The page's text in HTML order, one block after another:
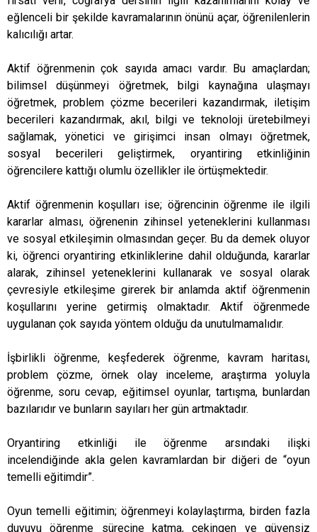
eğlenceli bir şekilde kavramalarının önünü açar, öğrenilenlerin
kalıcılığı artar.
Aktif öğrenmenin çok sayıda amacı vardır. Bu amaçlardan;
bilimsel düşünmeyi öğretmek, bilgi kaynağına ulaşmayı
öğretmek, problem çözme becerileri kazandırmak, iletişim
becerileri kazandırmak, akıl, bilgi ve teknoloji üretebilmeyi
sağlamak, yönetici ve girişimci insan olmayı öğretmek,
sosyal becerileri geliştirmek, oryantiring etkinliğinin
öğrencilere kattığı olumlu özellikler ile örtüşmektedir.
Aktif öğrenmenin koşulları ise; öğrencinin öğrenme ile ilgili
kararlar alması, öğrenenin zihinsel yeteneklerini kullanması
ve sosyal etkileşimin olmasından geçer. Bu da demek oluyor
ki, öğrenci oryantiring etkinliklerine dahil olduğunda, kararlar
alarak, zihinsel yeteneklerini kullanarak ve sosyal olarak
çevresiyle etkileşime girerek bir anlamda aktif öğrenmenin
koşullarını yerine getirmiş olmaktadır. Aktif öğrenmede
uygulanan çok sayıda yöntem olduğu da unutulmamalıdır.
İşbirlikli öğrenme, keşfederek öğrenme, kavram haritası,
problem çözme, örnek olay inceleme, araştırma yoluyla
öğrenme, soru cevap, eğitimsel oyunlar, tartışma, bunlardan
bazılarıdır ve bunların sayıları her gün artmaktadır.
Oryantiring etkinliği ile öğrenme arsındaki ilişki
incelendiğinde akla gelen kavramlardan bir diğeri de “oyun
temelli eğitimdir”.
Oyun temelli eğitimin; öğrenmeyi kolaylaştırma, birden fazla
duyuyu öğrenme sürecine katma, çekingen ve güvensiz